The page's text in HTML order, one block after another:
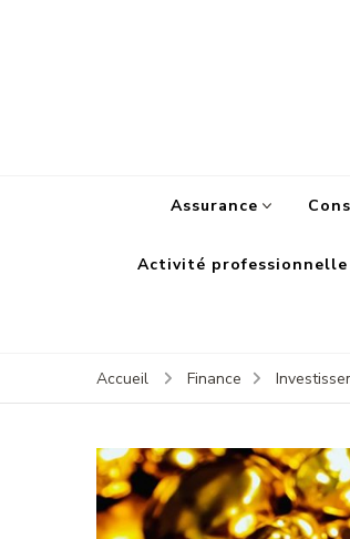
Assurance
Activité professionnelle
Accueil Finance